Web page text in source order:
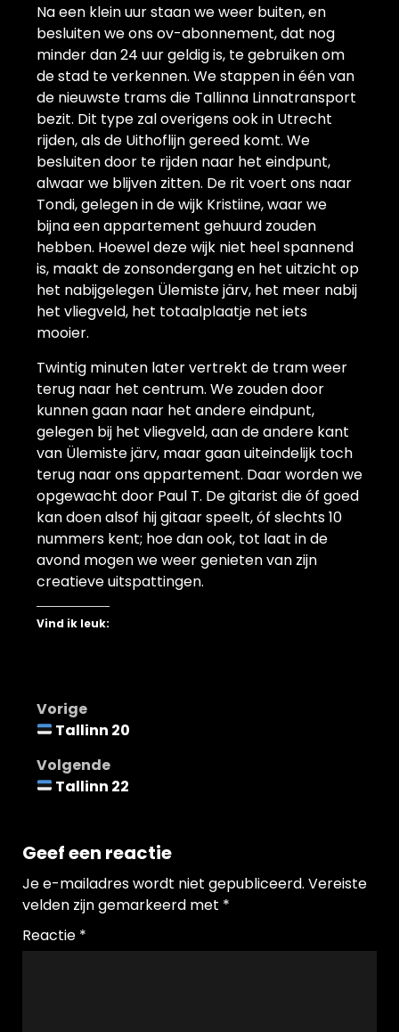
Na een klein uur staan we weer buiten, en
besluiten we ons ov-abonnement, dat nog
minder dan 24 uur geldig is, te gebruiken om
de stad te verkennen. We stappen in één van
de nieuwste trams die Tallinna Linnatransport
bezit. Dit type zal overigens ook in Utrecht
rijden, als de Uithoflijn gereed komt. We
besluiten door te rijden naar het eindpunt,
alwaar we blijven zitten. De rit voert ons naar
Tondi, gelegen in de wijk Kristiine, waar we
bijna een appartement gehuurd zouden
hebben. Hoewel deze wijk niet heel spannend
is, maakt de zonsondergang en het uitzicht op
het nabijgelegen Ülemiste järv, het meer nabij
het vliegveld, het totaalplaatje net iets
mooier.
Twintig minuten later vertrekt de tram weer
terug naar het centrum. We zouden door
kunnen gaan naar het andere eindpunt,
gelegen bij het vliegveld, aan de andere kant
van Ülemiste järv, maar gaan uiteindelijk toch
terug naar ons appartement. Daar worden we
opgewacht door Paul T. De gitarist die óf goed
kan doen alsof hij gitaar speelt, óf slechts 10
nummers kent; hoe dan ook, tot laat in de
avond mogen we weer genieten van zijn
creatieve uitspattingen.
Vind ik leuk:
Bericht
navigatie
Vorige
Tallinn 20
Volgende
Tallinn 22
Geef een reactie
Je e-mailadres wordt niet gepubliceerd. Vereiste
velden zijn gemarkeerd met *
Reactie *